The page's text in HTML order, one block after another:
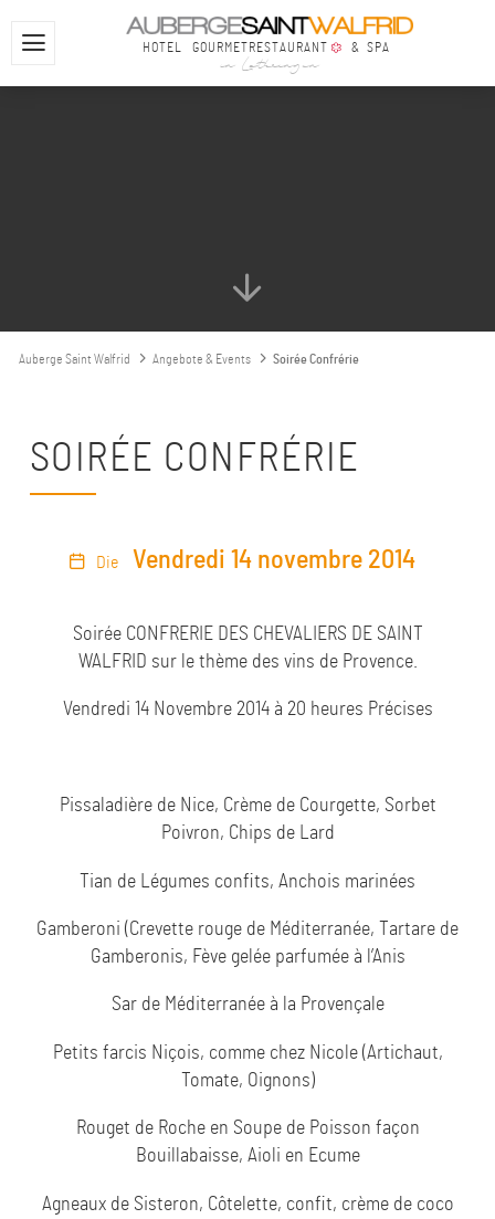
HOTEL GOURMETRESTAURANT & SPA
in Lothringen
Auberge Saint Walfrid Angebote & Events Soirée Confrérie
SOIRÉE CONFRÉRIE
Die Vendredi 14 novembre 2014
Soirée CONFRERIE DES CHEVALIERS DE SAINT
WALFRID sur le thème des vins de Provence.
Vendredi 14 Novembre 2014 à 20 heures Précises
Pissaladière de Nice, Crème de Courgette, Sorbet
Poivron, Chips de Lard
Tian de Légumes confits, Anchois marinées
Gamberoni (Crevette rouge de Méditerranée, Tartare de
Gamberonis, Fève gelée parfumée à l’Anis
Sar de Méditerranée à la Provençale
Petits farcis Niçois, comme chez Nicole (Artichaut,
Tomate, Oignons)
Rouget de Roche en Soupe de Poisson façon
Bouillabaisse, Aioli en Ecume
Agneaux de Sisteron, Côtelette, confit, crème de coco